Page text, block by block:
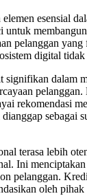
esensial
untuk
pelanggan yang
digital
signifikan dalam
rekomendasi
sebagai
terasa lebih
Ini
pelanggan.
oleh pihak